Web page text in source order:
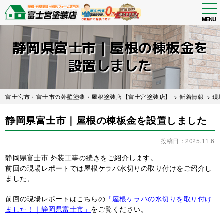
main
content
MENU
静岡県富士市｜屋根の棟板金を
設置しました
富士宮市・富士市の外壁塗装・屋根塗装店【富士宮塗装店】 >新着情報 > 現
静岡県富士市｜屋根の棟板金を設置しました
投稿日：2025.11.6
静岡県富士市 外装工事の続きをご紹介します。
前回の現場レポートでは屋根ケラバ水切りの取り付けをご紹介し
ました。
前回の現場レポートはこちらの 「屋根ケラバの水切りを取り付け
ました！｜静岡県富士市」 をご覧ください。